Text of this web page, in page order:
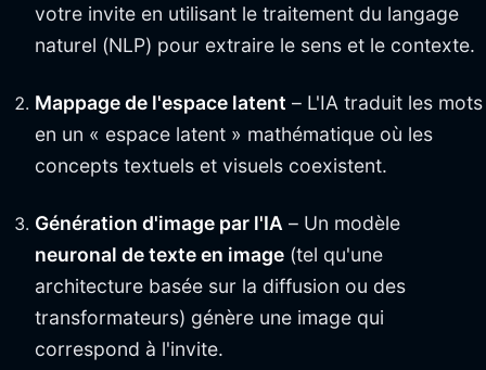
votre invite en utilisant le traitement du langage
naturel (NLP) pour extraire le sens et le contexte.
Mappage de l'espace latent – L'IA traduit les mots
en un « espace latent » mathématique où les
concepts textuels et visuels coexistent.
Génération d'image par l'IA – Un modèle
neuronal de texte en image (tel qu'une
architecture basée sur la diffusion ou des
transformateurs) génère une image qui
correspond à l'invite.